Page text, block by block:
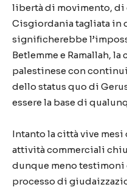
libertà di movimento, di
Cisgiordania tagliata in
significherebbe
Betlemme e Ramallah,
palestinese con
dello status quo di
essere la base di
Intanto la città vive
attività commerciali
dunque meno
processo di